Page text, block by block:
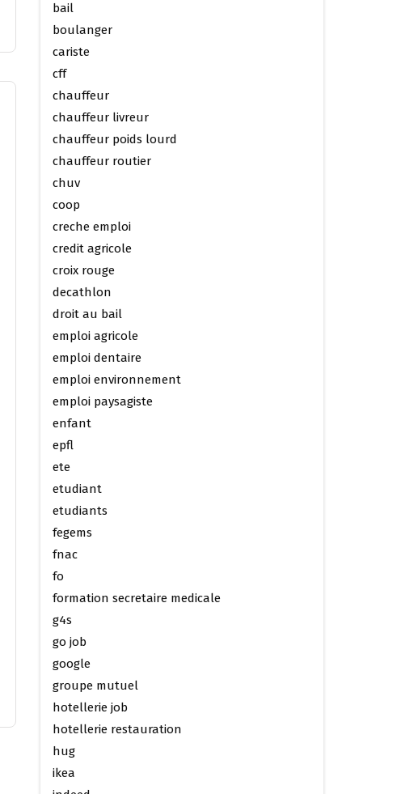
bail
boulanger
cariste
cff
chauffeur
chauffeur livreur
chauffeur poids lourd
chauffeur routier
chuv
coop
creche emploi
credit agricole
croix rouge
decathlon
droit au bail
emploi agricole
emploi dentaire
emploi environnement
emploi paysagiste
enfant
epfl
ete
etudiant
etudiants
fegems
fnac
fo
formation secretaire medicale
g4s
go job
google
groupe mutuel
hotellerie job
hotellerie restauration
hug
ikea